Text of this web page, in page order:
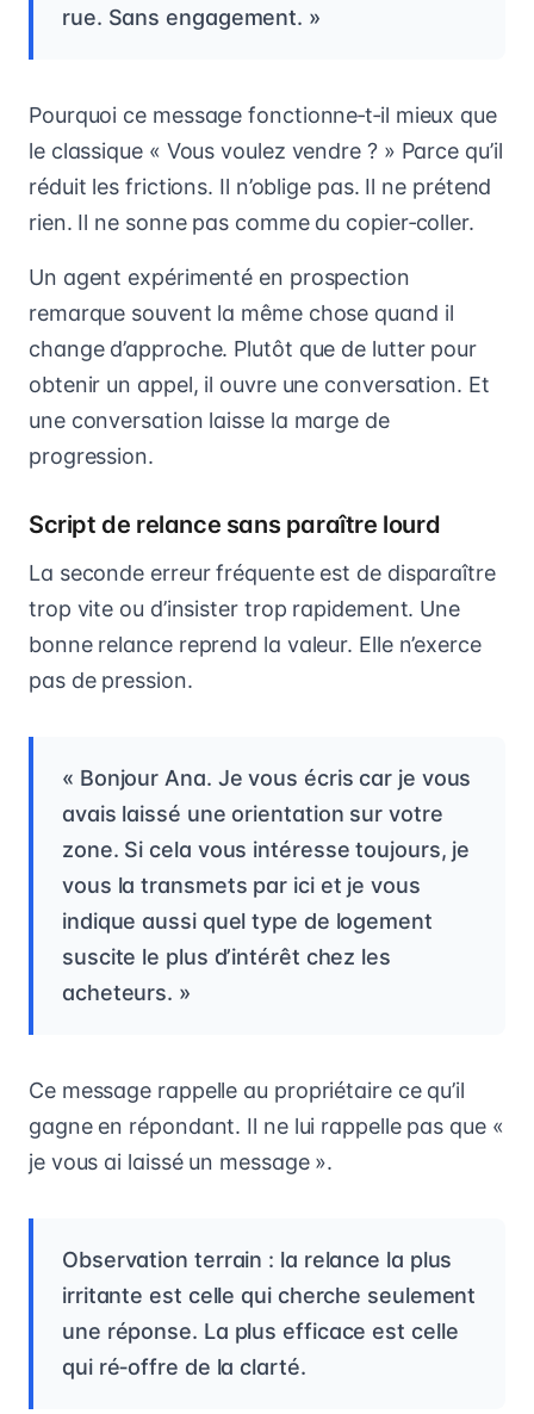
rue. Sans engagement. »
Pourquoi ce message fonctionne‑t‑il mieux que
le classique « Vous voulez vendre ? » Parce qu’il
réduit les frictions. Il n’oblige pas. Il ne prétend
rien. Il ne sonne pas comme du copier‑coller.
Un agent expérimenté en prospection
remarque souvent la même chose quand il
change d’approche. Plutôt que de lutter pour
obtenir un appel, il ouvre une conversation. Et
une conversation laisse la marge de
progression.
Script de relance sans paraître lourd
La seconde erreur fréquente est de disparaître
trop vite ou d’insister trop rapidement. Une
bonne relance reprend la valeur. Elle n’exerce
pas de pression.
« Bonjour Ana. Je vous écris car je vous
avais laissé une orientation sur votre
zone. Si cela vous intéresse toujours, je
vous la transmets par ici et je vous
indique aussi quel type de logement
suscite le plus d’intérêt chez les
acheteurs. »
Ce message rappelle au propriétaire ce qu’il
gagne en répondant. Il ne lui rappelle pas que «
je vous ai laissé un message ».
Observation terrain : la relance la plus
irritante est celle qui cherche seulement
une réponse. La plus efficace est celle
qui ré‑offre de la clarté.